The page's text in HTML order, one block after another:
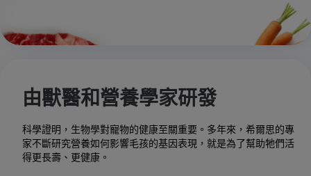
由獸醫和營養學家研發
科學證明，生物學對寵物的健康至關重要。多年來，希爾思的專
家不斷研究營養如何影響毛孩的基因表現，就是為了幫助牠們活
得更長壽、更健康。